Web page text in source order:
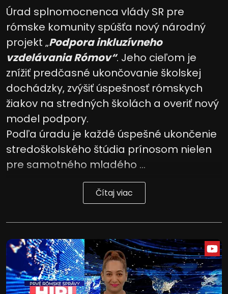
Úrad splnomocnenca vlády SR pre
rómske komunity spúšťa nový národný
projekt „Podpora inkluzívneho
vzdelávania Rómov“. Jeho cieľom je
znížiť predčasné ukončovanie školskej
dochádzky, zvýšiť úspešnosť rómskych
žiakov na stredných školách a overiť nový
model podpory.
Podľa úradu je každé úspešné ukončenie
stredoškolského štúdia prínosom nielen
pre samotného mladého ...
Čítaj viac